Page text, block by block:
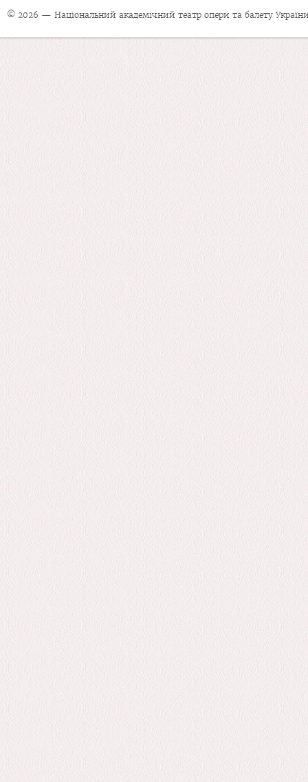
© 2026 — Національний академічний театр опери та балету